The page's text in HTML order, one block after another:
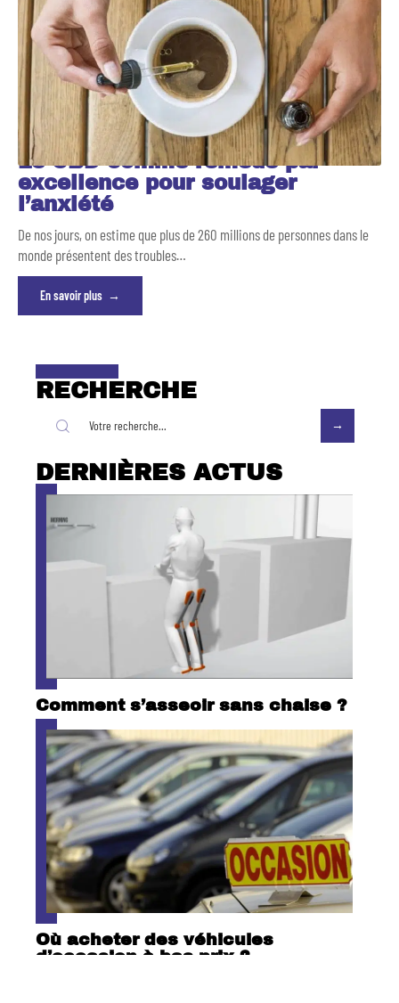
Le CBD comme remède par
excellence pour soulager
l’anxiété
De nos jours, on estime que plus de 260 millions de personnes dans le
monde présentent des troubles…
En savoir plus
RECHERCHE
DERNIÈRES ACTUS
Comment s’asseoir sans chaise ?
Où acheter des véhicules
d’occasion à bas prix ?